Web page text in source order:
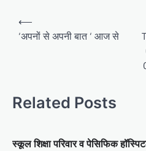
Post
navigation
⟵
‘अपनों से अपनी बात ‘ आज से
Related Posts
स्कूल शिक्षा परिवार व पेसिफिक